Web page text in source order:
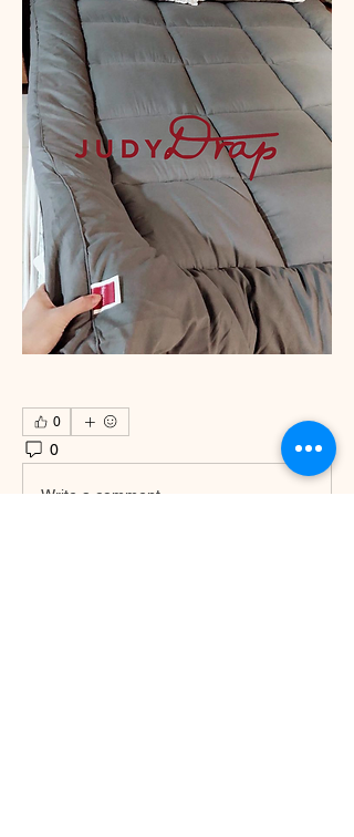
0
0 71
Write a comment...